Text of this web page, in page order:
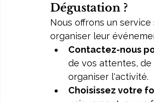
Dégustation ?
Nous offrons un
organiser leur
Contactez-nous
de vos attentes,
organiser l'activité.
Choisissez votre